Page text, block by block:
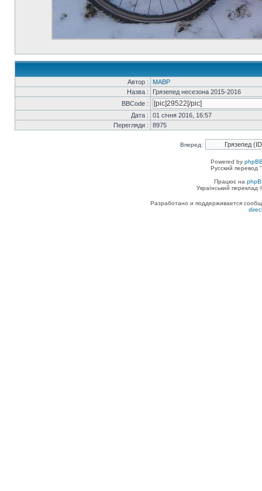
Автор :
MABP
Назва :
Грязепед несезона 2015-2016
BBCode :
Дата :
01 січня 2016, 16:57
Перегляди :
8975
Вперед:
Powered by
Русский перевод
Працює на
Український
Разработано и поддерживается